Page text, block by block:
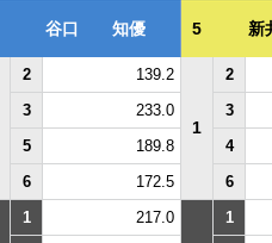
谷口 知優 5
2 139.2
1
2
3 233.0 3
5 189.8 4
6 172.5 6
1 217.0 1